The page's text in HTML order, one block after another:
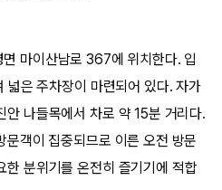
마이산남로 367에 위치한다. 입
은 주차장이 마련되어 있다. 자가
안 나들목에서 차로 약 15분 거리다.
객이 집중되므로 이른 오전 방문
한 분위기를 온전히 즐기기에 적합